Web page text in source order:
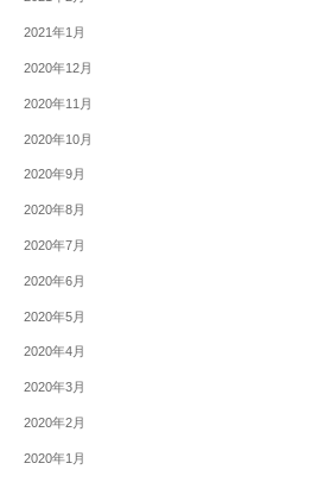
2021年1月
2020年12月
2020年11月
2020年10月
2020年9月
2020年8月
2020年7月
2020年6月
2020年5月
2020年4月
2020年3月
2020年2月
2020年1月